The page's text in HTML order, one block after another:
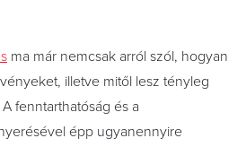
ma már nemcsak arról szól, hogyan
illetve mitől lesz tényleg
fenntarthatóság és a
épp ugyanennyire